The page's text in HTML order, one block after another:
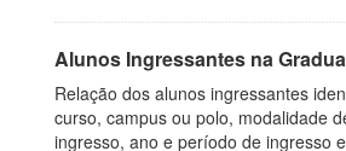
Alunos Ingressantes na
Relação dos alunos ingressantes
curso, campus ou polo, modalidade
ingresso, ano e período de ingresso